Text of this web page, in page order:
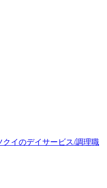
イのデイサービス/調理職